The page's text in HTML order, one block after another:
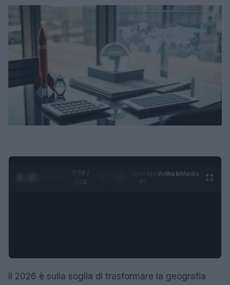
0:29 /
1:20
AdhubMedia
Il 2026 è sulla soglia di trasformare la geografia